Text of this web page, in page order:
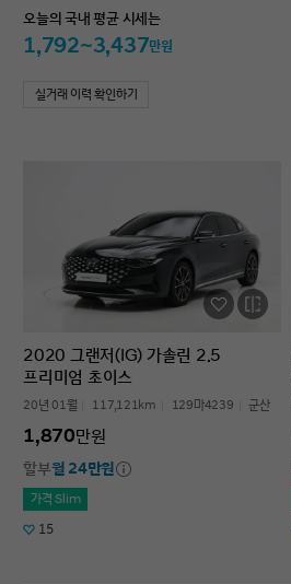
오늘의 국내 평균 시세는
1,792~3,437만원
실거래 이력 확인하기
2020 그랜저(IG) 가솔린 2.5
프리미엄 초이스
20년 01월 117,121km 129마4239 군산
1,870만원
할부월 24만원
가격 Slim
15